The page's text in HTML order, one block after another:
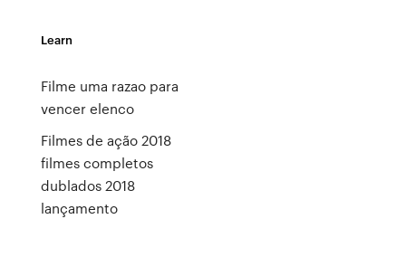
Learn
Filme uma razao para
vencer elenco
Filmes de ação 2018
filmes completos
dublados 2018
lançamento